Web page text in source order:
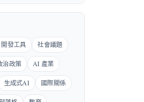
發工具 社會議題
治政策 AI 產業
生成式AI 國際關係